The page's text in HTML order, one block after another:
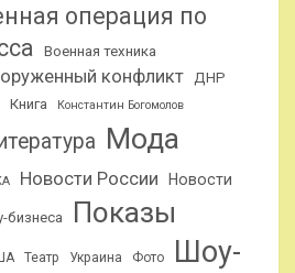
операция по
Военная техника
конфликт ДНР
Книга Константин Богомолов
Мода
Новости России Новости
бизнеса Показы
Театр Украина Фото
Шоу-